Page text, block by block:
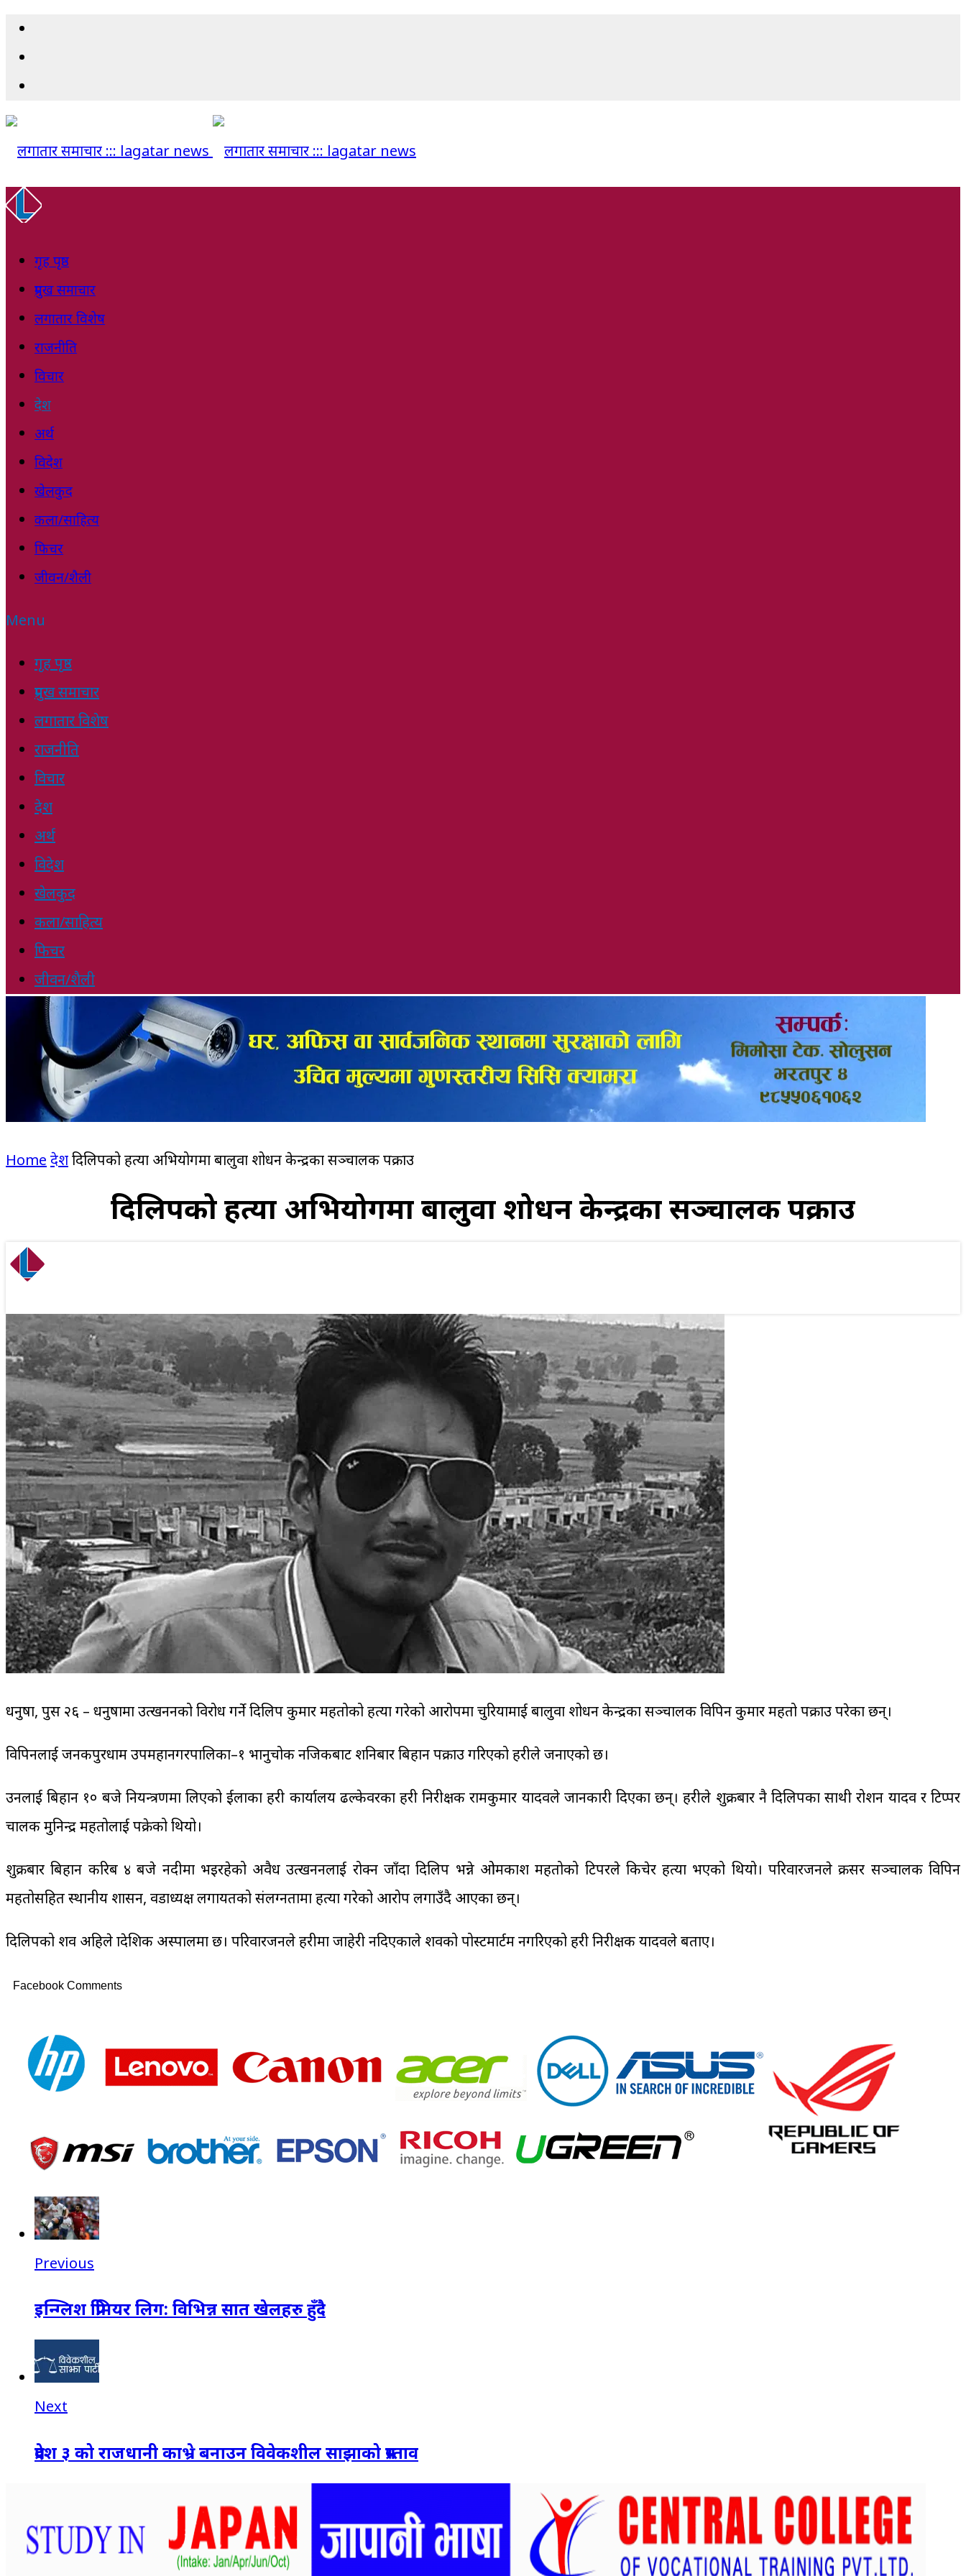
गृह पृष्ठ
प्रमुख समाचार
लगातार विशेष
राजनीति
विचार
देश
अर्थ
विदेश
खेलकुद
कला/साहित्य
फिचर
जीवन/शैली
Menu
गृह पृष्ठ
प्रमुख समाचार
लगातार विशेष
राजनीति
विचार
देश
अर्थ
विदेश
खेलकुद
कला/साहित्य
फिचर
जीवन/शैली
Home देशदिलिपको हत्या अभियोगमा बालुवा प्रशोधन केन्द्रका सञ्चालक पक्राउ
दिलिपको हत्या अभियोगमा बालुवा प्रशोधन केन्द्रका सञ्चालक पक्राउ
लगातार न्युज
२६ पुष २०७६, शनिबार ११:४८
धनुषा, पुस २६ – धनुषामा उत्खननको विरोध गर्ने दिलिप कुमार महतोको हत्या गरेको आरोपमा चुरियामाई बालुवा प्रशोधन केन्द्रका सञ्चालक विपिन कुमार महतो पक्राउ परेका छन्।
विपिनलाई जनकपुरधाम उपमहानगरपालिका–१ भानुचोक नजिकबाट शनिबार बिहान पक्राउ गरिएको प्रहरीले जनाएको छ।
उनलाई बिहान १० बजे नियन्त्रणमा लिएको ईलाका प्रहरी कार्यालय ढल्केवरका प्रहरी निरीक्षक रामकुमार यादवले जानकारी दिएका छन्। प्रहरीले शुक्रबार नै दिलिपका साथी रोशन यादव र टिप्पर
चालक मुनिन्द्र महतोलाई पक्रेको थियो।
शुक्रबार बिहान करिब ४ बजे नदीमा भइरहेको अवैध उत्खननलाई रोक्न जाँदा दिलिप भन्ने ओमप्रकाश महतोको टिपरले किचेर हत्या भएको थियो। परिवारजनले क्रसर सञ्चालक विपिन
महतोसहित स्थानीय प्रशासन, वडाध्यक्ष लगायतको संलग्नतामा हत्या गरेको आरोप लगाउँदै आएका छन्।
दिलिपको शव अहिले प्रादेशिक अस्पालमा छ। परिवारजनले प्रहरीमा जाहेरी नदिएकाले शवको पोस्टमार्टम नगरिएको प्रहरी निरीक्षक यादवले बताए।
Facebook Comments
Previous
इन्ग्लिश प्रिमियर लिग: विभिन्न सात खेलहरु हुँदै
Next
प्रदेश ३ को राजधानी काभ्रे बनाउन विवेकशील साझाको प्रस्ताव